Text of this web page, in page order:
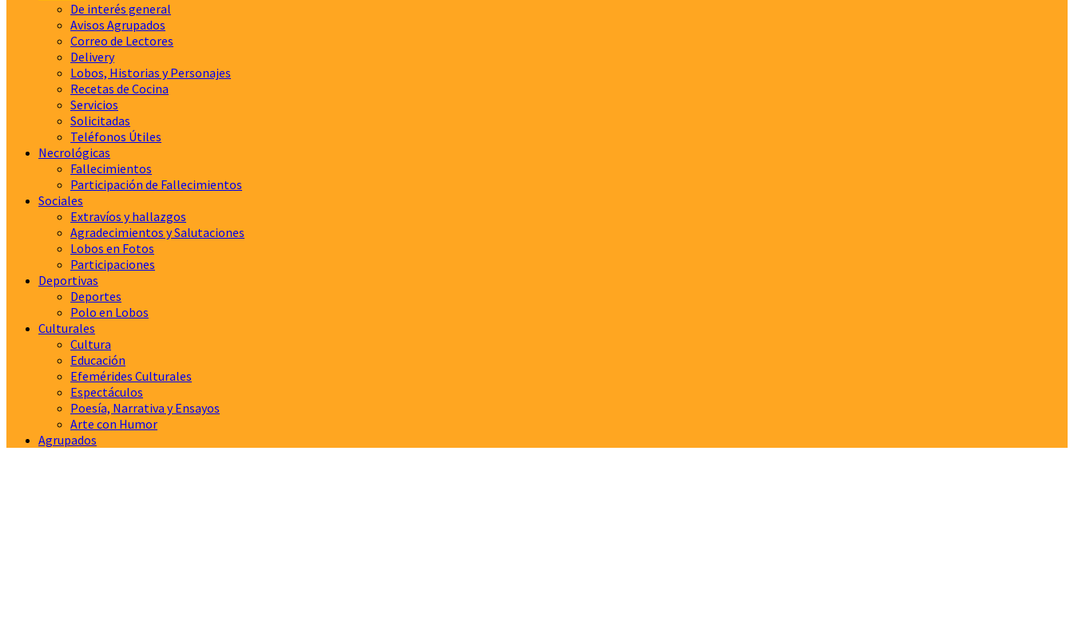
De interés general
Avisos Agrupados
Correo de Lectores
Delivery
Lobos, Historias y Personajes
Recetas de Cocina
Servicios
Solicitadas
Teléfonos Útiles
Necrológicas
Fallecimientos
Participación de Fallecimientos
Sociales
Extravíos y hallazgos
Agradecimientos y Salutaciones
Lobos en Fotos
Participaciones
Deportivas
Deportes
Polo en Lobos
Culturales
Cultura
Educación
Efemérides Culturales
Espectáculos
Poesía, Narrativa y Ensayos
Arte con Humor
Agrupados